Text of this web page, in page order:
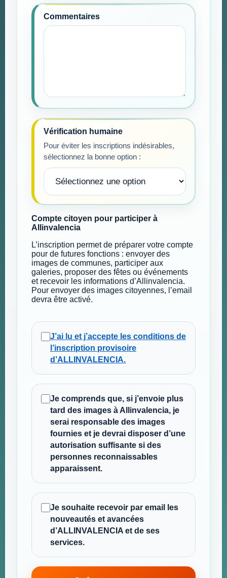
Commentaires
Vérification humaine
Pour éviter les inscriptions indésirables,
sélectionnez la bonne option :
Compte citoyen pour participer à
Allinvalencia
L’inscription permet de préparer votre compte
pour de futures fonctions : envoyer des
images de communes, participer aux
galeries, proposer des fêtes ou événements
et recevoir les informations d’Allinvalencia.
Pour envoyer des images citoyennes, l’email
devra être activé.
J’ai lu et j’accepte les conditions de
l’inscription provisoire
d’ALLINVALENCIA.
Je comprends que, si j’envoie plus
tard des images à Allinvalencia, je
serai responsable des images
fournies et je devrai disposer d’une
autorisation suffisante si des
personnes reconnaissables
apparaissent.
Je souhaite recevoir par email les
nouveautés et avancées
d’ALLINVALENCIA et de ses
services.